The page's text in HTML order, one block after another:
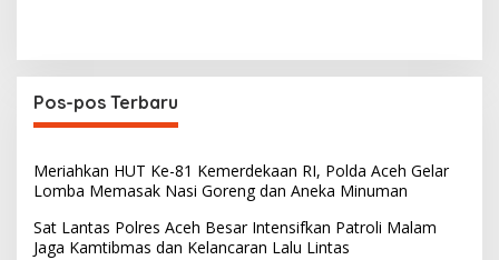
Pos-pos Terbaru
Meriahkan HUT Ke-81 Kemerdekaan RI, Polda Aceh Gelar
Lomba Memasak Nasi Goreng dan Aneka Minuman
Sat Lantas Polres Aceh Besar Intensifkan Patroli Malam
Jaga Kamtibmas dan Kelancaran Lalu Lintas